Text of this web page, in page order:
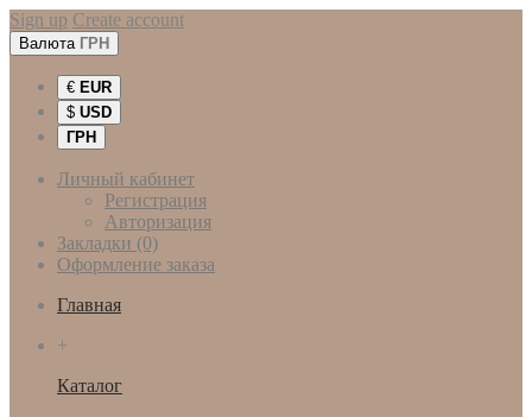
Sign up Create account
Валюта ГРН
€ EUR
$ USD
ГРН
Личный кабинет
Регистрация
Авторизация
Закладки (0)
Оформление заказа
Главная
+
Каталог